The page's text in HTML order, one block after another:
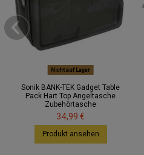
Nicht auf Lager
Sonik BANK-TEK Gadget Table
Pack Hart Top Angeltasche
Zubehörtasche
34,99 €
Produkt ansehen